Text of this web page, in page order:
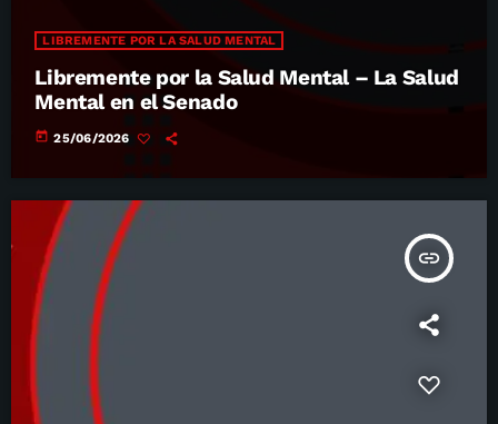
LIBREMENTE POR LA SALUD MENTAL
Libremente por la Salud Mental – La Salud
Mental en el Senado
today 25/06/2026
insert_link